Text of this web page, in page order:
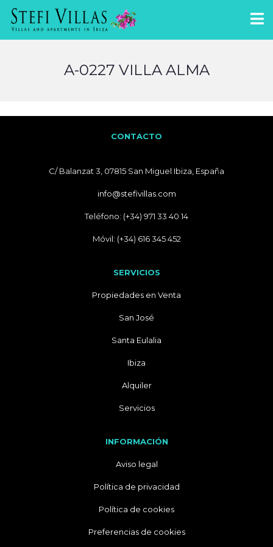
A-0227 VILLA ALMA
CONTACTO
C/ Balanzat 3, 07815 San Miguel Ibiza, España
info@stefivillas.com
Teléfono: (+34) 971 33 40 14
Móvil: (+34) 616 345 452
SERVICIOS
Propiedades en Venta
San José
Santa Eulalia
Ibiza
Alquiler
Servicios
INFORMACIÓN
Aviso legal
Política de privacidad
Política de cookies
Preferencias de cookies